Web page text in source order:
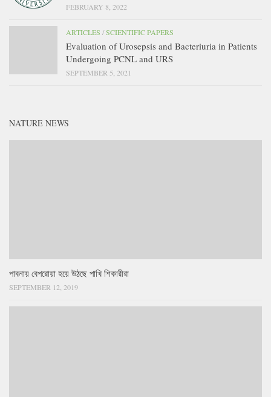
FEBRUARY 8, 2022
ARTICLES /SCIENTIFIC PAPERS
Evaluation of Urosepsis and Bacteriuria in Patients
Undergoing PCNL and URS
SEPTEMBER 5, 2021
NATURE NEWS
পাবনায় বেপরোয়া হয়ে উঠছে পাখি শিকারীরা
SEPTEMBER 12, 2019